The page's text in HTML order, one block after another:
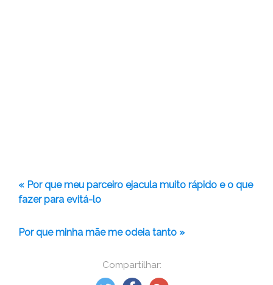
Compartilhar:
« Por que meu parceiro ejacula muito rápido e o que
fazer para evitá-lo
Por que minha mãe me odeia tanto »